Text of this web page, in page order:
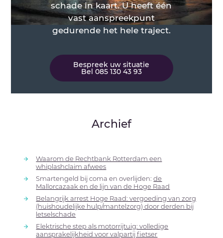
schade in kaart. U heeft één
vast aanspreekpunt
gedurende het hele traject.
Bespreek uw situatie
Bel 085 130 43 93
Archief
Waarom de Rechtbank Rotterdam een
whiplashclaim afwees
Smartengeld bij coma en overlijden:de
Mallorcazaak en de lijn van de Hoge Raad
Belangrijk arrest Hoge Raad: vergoeding van zorg
(huishoudelijke hulp/mantelzorg) door derden bij
letselschade
Elektrische step als motorrijtuig: volledige
aansprakelijkheid voor valpartij fietser